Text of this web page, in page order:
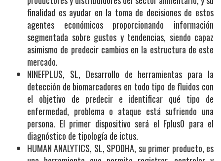
finalidad es ayudar en la toma de decisiones de estos
agentes económicos proporcionando información
segmentada sobre gustos y tendencias, siendo capaz
asimismo de predecir cambios en la estructura de este
mercado.
NINEFPLUS, SL, Desarrollo de herramientas para la
detección de biomarcadores en todo tipo de fluidos con
el objetivo de predecir e identificar qué tipo de
enfermedad, problema o ataque está sufriendo una
persona. El primer dispositivo será el Fplus0 para el
diagnóstico de tipología de ictus.
HUMAN ANALYTICS, SL, SPODHA, su primer producto, es